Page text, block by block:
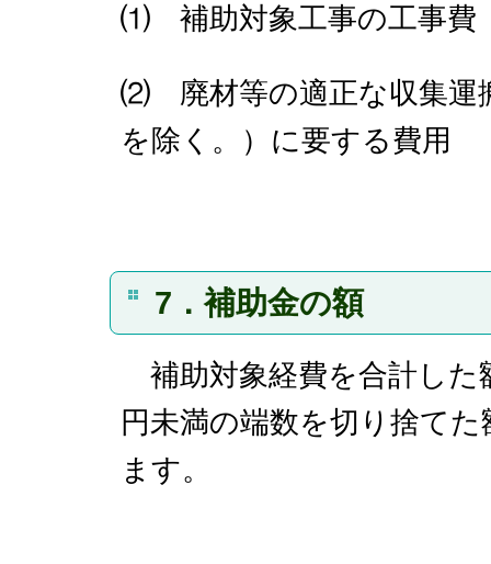
⑴ 補助対象工事の工事費
⑵ 廃材等の適正な収集運
を除く。）に要する費用
7．補助金の額
補助対象経費を合計した
円未満の端数を切り捨て
ます。